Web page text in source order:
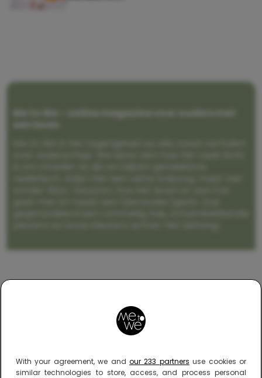
With your agreement, we and our 233 partners use cookies or
similar technologies to store, access, and process personal
Me to We – online magazine voor ouders met